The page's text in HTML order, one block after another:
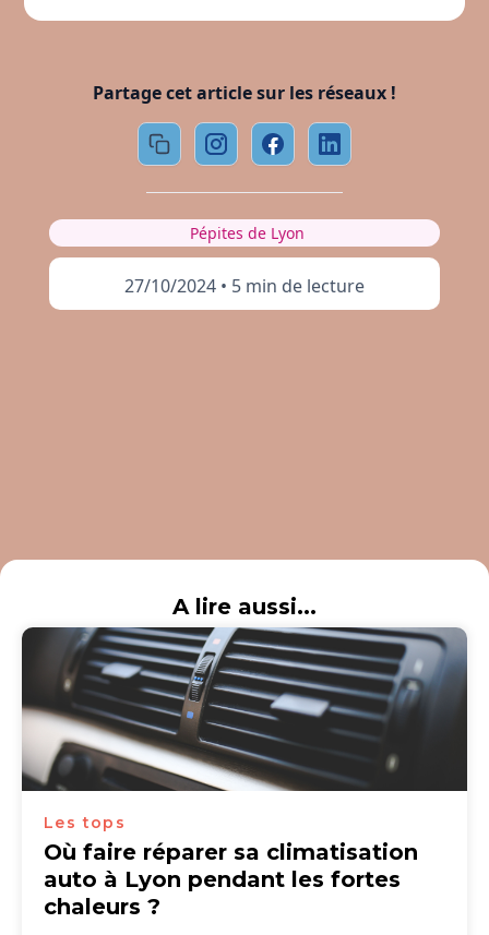
Partage cet article sur les réseaux !
Pépites de Lyon
27/10/2024 • 5 min de lecture
A lire aussi...
Les tops
Où faire réparer sa climatisation
auto à Lyon pendant les fortes
chaleurs ?